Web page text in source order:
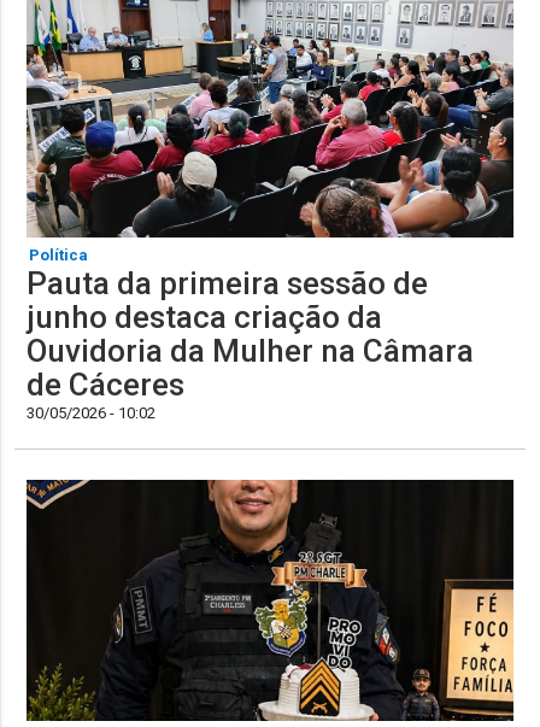
Política
Pauta da primeira sessão de
junho destaca criação da
Ouvidoria da Mulher na Câmara
de Cáceres
30/05/2026 - 10:02